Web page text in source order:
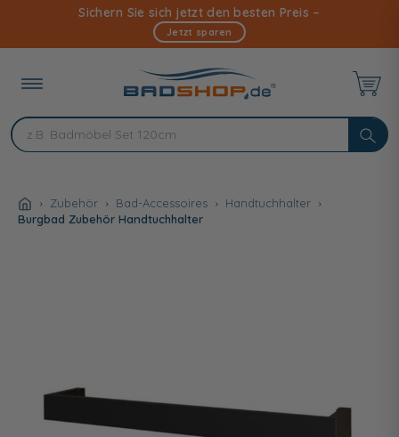
Inhalt
Sichern Sie sich jetzt den besten Preis –
Jetzt sparen
Zubehör Bad-Accessoires
Handtuchhalter
Burgbad Zubehör Handtuchhalter